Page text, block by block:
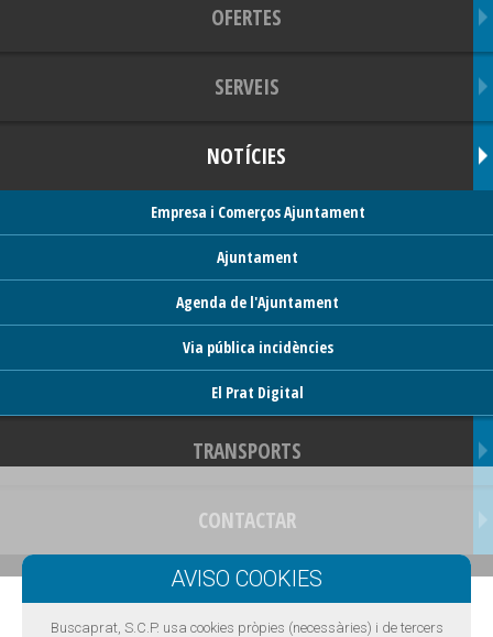
OFERTES
SERVEIS
NOTÍCIES
Empresa i Comerços Ajuntament
Ajuntament
Agenda de l'Ajuntament
Via pública incidències
El Prat Digital
TRANSPORTS
CONTACTAR
Buscaprat, S.C.P. usa cookies pròpies (necessàries) i de tercers